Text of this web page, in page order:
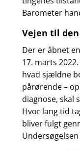
Barometer
Vejen til
Der er åbnet
17. marts
hvad sjældne
pårørende –
diagnose, skal
Hvor lang tid
bliver fulgt